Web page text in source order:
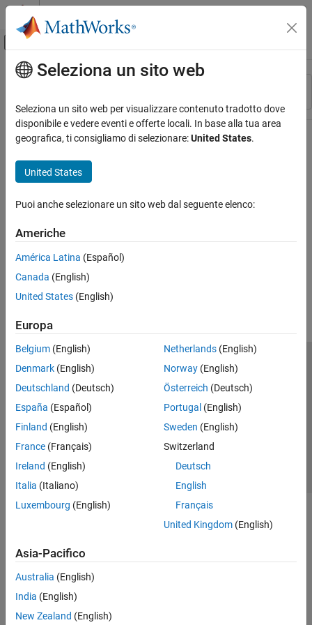
Vai al contenuto
Attiva/disattiva menu di navigazione
Risorsa
Stato
Contenuto principale
Seleziona un sito web
Seleziona un sito web per visualizzare contenuto tradotto dove
disponibile e vedere eventi e offerte locali. In base alla tua area
geografica, ti consigliamo di selezionare:United States.
United States
Puoi anche selezionare un sito web dal seguente elenco:
Americhe
América Latina (Español)
Canada (English)
United States (English)
Europa
Belgium (English)
Denmark (English)
Deutschland (Deutsch)
España (Español)
Finland (English)
France (Français)
Ireland (English)
Italia (Italiano)
Luxembourg (English)
Netherlands(English)
Norway(English)
Österreich (Deutsch)
Portugal (English)
Sweden (English)
Switzerland
Deutsch
English
Français
United Kingdom(English)
Asia-Pacifico
Australia (English)
India (English)
New Zealand (English)
Centro di fiducia
Informativa sulla privacy
Antipirateria
Stato dell'applicazione
Contatti
© 1994-2026 The MathWorks, Inc.